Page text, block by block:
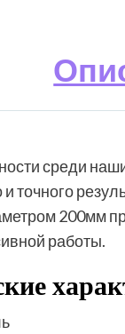
среди
и точного
200мм
работы.